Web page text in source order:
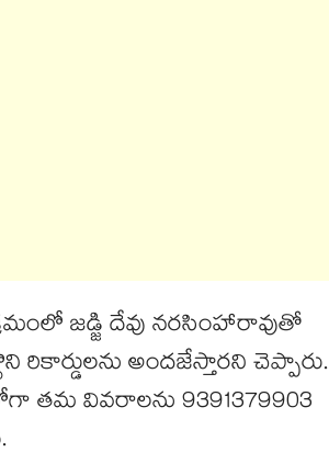
జడ్జి దేవు నరసింహారావుతో
అందజేస్తారని చెప్పారు.
తమ వివరాలను 9391379903